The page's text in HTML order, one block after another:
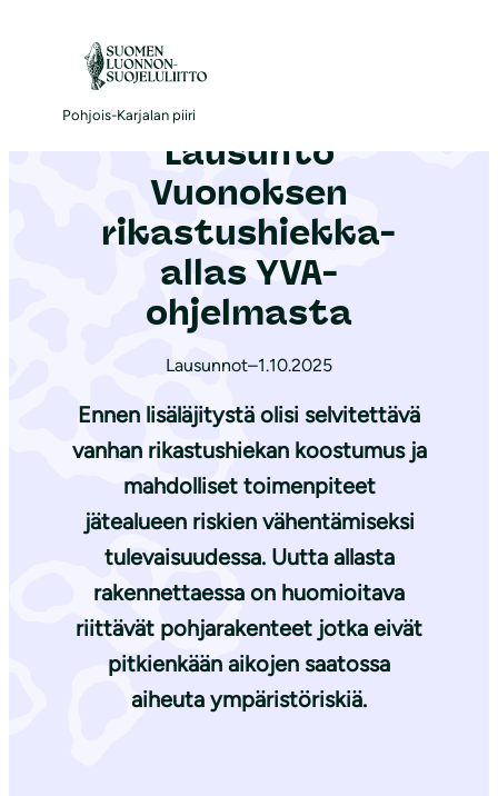
Pohjois-Karjalan piiri
Etusivu|Ajankohtaista
Lausunto
Vuonoksen
rikastushiekka-
allas YVA-
ohjelmasta
Lausunnot–1.10.2025
Ennen lisäläjitystä olisi selvitettävä
vanhan rikastushiekan koostumus ja
mahdolliset toimenpiteet
jätealueen riskien vähentämiseksi
tulevaisuudessa. Uutta allasta
rakennettaessa on huomioitava
riittävät pohjarakenteet jotka eivät
pitkienkään aikojen saatossa
aiheuta ympäristöriskiä.